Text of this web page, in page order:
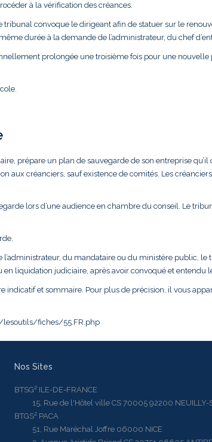
à la vérification des créances.
convoque le dirigeant afin de statuer sur le
durée à la demande de l’administrateur, du chef
prolongée une troisième fois pour une
prépare un plan de sauvegarde de son entreprise
aux créanciers, sauf existence de comités. Les
lors d’une audience en chambre du conseil. Le
du mandataire ou du ministère public,
liquidation judiciaire, après avoir convoqué et entendu
indicatif et sommaire. Pour plus de précision, il vous
fiches/55.FR.php
Nos Sites
BTSG² ILE-DE-FRANCE
15, Rue de l'Hôtel ville CS 70005 92200 NEUILLY-
BTGS² PACA
51, Rue Maréchal Joffre 06000 NICE